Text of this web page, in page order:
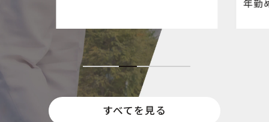
造物の保守点検、パトロール、資
料作成業務
勤務地：山梨県甲府市 給与：
410,000円〜610,000円 官公庁
より発注される工事の資料作成業
時間を超えている典型的な「ブ
ラック企業」 夜遅く帰宅するの
で、娘の顔も寝顔しか見られず
交流もあまりない。 […]
すべてを見る